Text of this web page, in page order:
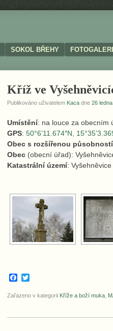
SOKOL BŘEHY
Kříž ve
Publikováno uživatelem Kaca dne 26
Umístění: na louce za obecním
GPS: 50°6’11.674″N,
Obec s rozšířenou působností
Obec (obecní úřad):
Katastrální území: Vyšehněvice
Facebook
Zařazeno v kategorii Kříže a boží muka